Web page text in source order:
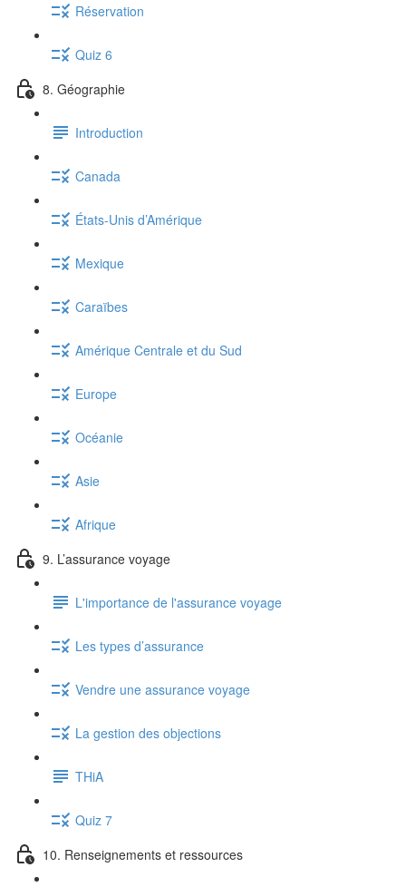
Réservation
Quiz 6
8. Géographie
Introduction
Canada
États-Unis d’Amérique
Mexique
Caraïbes
Amérique Centrale et du Sud
Europe
Océanie
Asie
Afrique
9. L’assurance voyage
L'importance de l'assurance voyage
Les types d’assurance
Vendre une assurance voyage
La gestion des objections
THiA
Quiz 7
10. Renseignements et ressources